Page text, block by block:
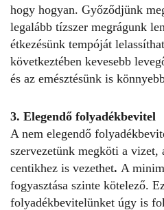
hogy hogyan. Győződjünk
legalább tízszer megrágunk
étkezésünk tempóját
következtében kevesebb
és az emésztésünk is
3. Elegendő folyadékbevitel
A nem elegendő
szervezetünk megköti a vizet,
centikhez is vezethet. A
fogyasztása szinte kötelező.
folyadékbevitelünket úgy is